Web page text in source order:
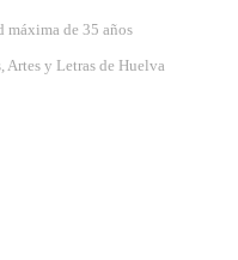
máxima de 35 años
Artes y Letras de Huelva